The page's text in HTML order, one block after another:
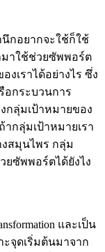
นึกอยากจะใช้ก็ใช้
มาใช้ช่วยซัพพอร์ต
เราได้อย่างไร ซึ่ง
อกระบวนการ
กลุ่มเป้าหมายของ
กลุ่มเป้าหมายเรา
งสมุนไพร กลุ่ม
ยซัพพอร์ตได้ยังไง
และเป็น
ะจุดเริ่มต้นมาจาก